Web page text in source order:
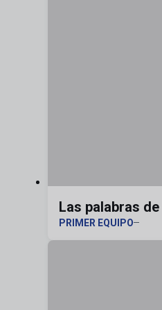
Las palabras
PRIMER EQUIPO